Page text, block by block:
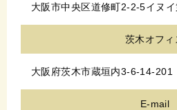
大阪市中央区道修町2-2-5イヌ
茨木オフィ
大阪府茨木市蔵垣内3-6-14-201
E-mail